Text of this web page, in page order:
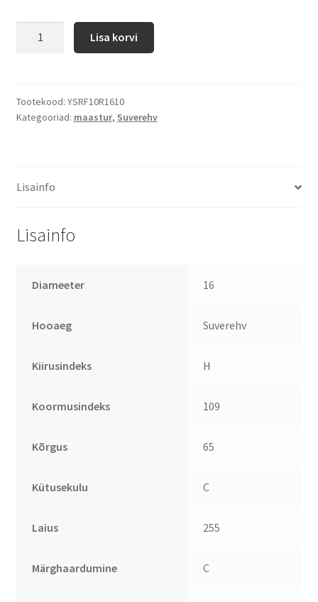
Lisa korvi
Tootekood: YSRF10R1610
Kategooriad: maastur, Suverehv
Lisainfo
Lisainfo
Diameeter 16
Hooaeg Suverehv
Kiirusindeks H
Koormusindeks 109
Kõrgus 65
Kütusekulu C
Laius 255
Märghaardumine C